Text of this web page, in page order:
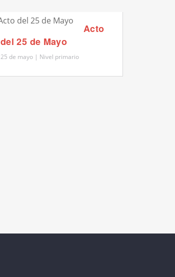
Acto
del 25 de Mayo
25 de mayo | Nivel primario